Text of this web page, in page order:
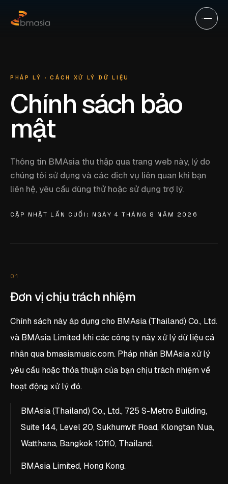
Chuyển đến nội dung chính
PHÁP LÝ · CÁCH XỬ LÝ DỮ LIỆU
Chính sách bảo
mật
Thông tin BMAsia thu thập qua trang web này, lý do
chúng tôi sử dụng và các dịch vụ liên quan khi bạn
liên hệ, yêu cầu dùng thử hoặc sử dụng trợ lý.
CẬP NHẬT LẦN CUỐI: NGÀY 4 THÁNG 8 NĂM 2026
01
Đơn vị chịu trách nhiệm
Chính sách này áp dụng cho BMAsia (Thailand) Co., Ltd.
và BMAsia Limited khi các công ty này xử lý dữ liệu cá
nhân qua bmasiamusic.com. Pháp nhân BMAsia xử lý
yêu cầu hoặc thỏa thuận của bạn chịu trách nhiệm về
hoạt động xử lý đó.
BMAsia (Thailand) Co., Ltd., 725 S-Metro Building,
Suite 144, Level 20, Sukhumvit Road, Klongtan Nua,
Watthana, Bangkok 10110, Thailand.
BMAsia Limited, Hong Kong.